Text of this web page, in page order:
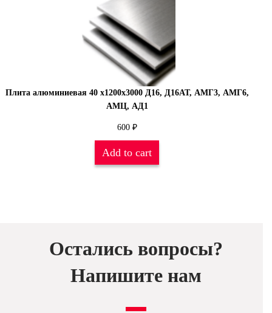
Плита алюминиевая 40 х1200х3000 Д16, Д16АТ, АМГ3, АМГ6,
АМЦ, АД1
600 ₽
Add to cart
Остались вопросы?
Напишите нам